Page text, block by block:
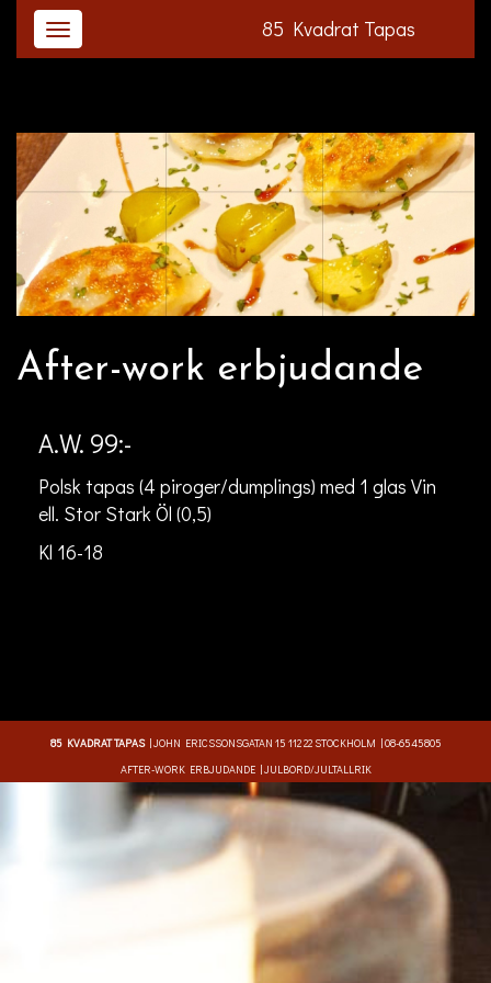
85 Kvadrat Tapas
After-work erbjudande
A.W. 99:-
Polsk tapas (4 piroger/dumplings) med 1 glas Vin
ell. Stor Stark Öl (0,5)
Kl 16-18
85 KVADRAT TAPAS JOHN ERICSSONSGATAN 15 112 22 STOCKHOLM | 08-6545805
AFTER-WORK ERBJUDANDE| JULBORD/JULTALLRIK